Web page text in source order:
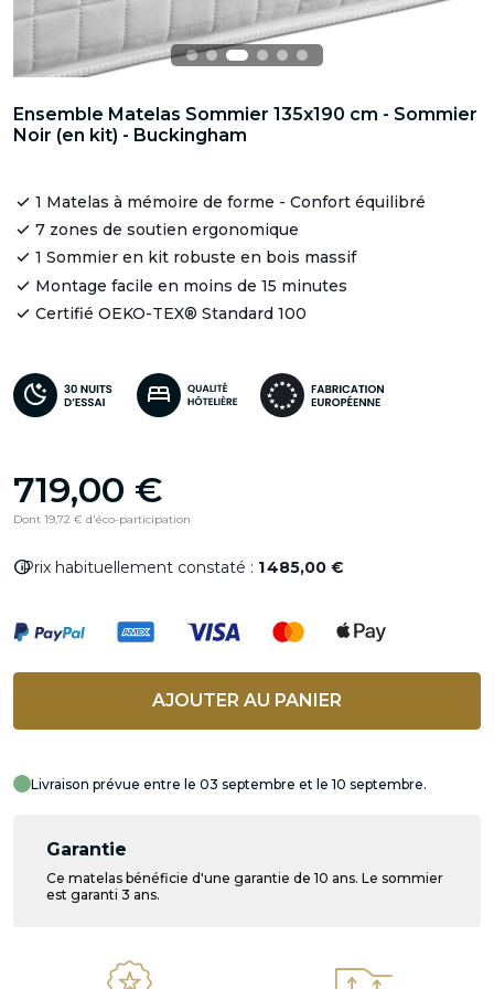
Ensemble Matelas Sommier 135x190 cm - Sommier
Noir (en kit) - Buckingham
1 Matelas à mémoire de forme - Confort équilibré
7 zones de soutien ergonomique
1 Sommier en kit robuste en bois massif
Montage facile en moins de 15 minutes
Certifié OEKO-TEX® Standard 100
719,00 €
Dont 19,72 € d'éco-participation
infoPrix habituellement constaté : 1 485,00 €
AJOUTER AU PANIER
Livraison prévue entre le 03 septembre et le 10 septembre.
Garantie
Ce matelas bénéficie d'une garantie de 10 ans. Le sommier
est garanti 3 ans.